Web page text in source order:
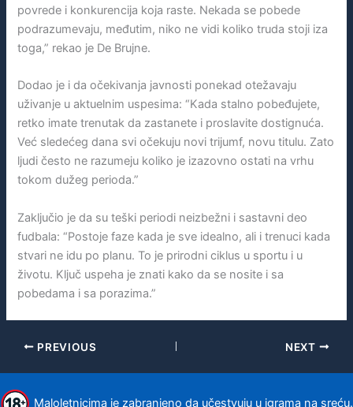
povrede i konkurencija koja raste. Nekada se pobede
podrazumevaju, međutim, niko ne vidi koliko truda stoji iza
toga,” rekao je De Brujne.
Dodao je i da očekivanja javnosti ponekad otežavaju
uživanje u aktuelnim uspesima: “Kada stalno pobeđujete,
retko imate trenutak da zastanete i proslavite dostignuća.
Već sledećeg dana svi očekuju novi trijumf, novu titulu. Zato
ljudi često ne razumeju koliko je izazovno ostati na vrhu
tokom dužeg perioda.”
Zaključio je da su teški periodi neizbežni i sastavni deo
fudbala: “Postoje faze kada je sve idealno, ali i trenuci kada
stvari ne idu po planu. To je prirodni ciklus u sportu i u
životu. Ključ uspeha je znati kako da se nosite i sa
pobedama i sa porazima.”
PREVIOUS NEXT
Maloletnicima je zabranjeno da učestvuju u igrama na sreću.